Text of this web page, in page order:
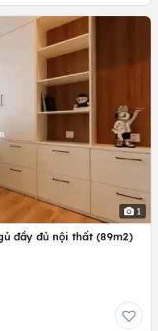
1
đầy đủ nội thất (89m2)